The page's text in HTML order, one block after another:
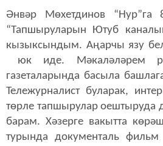
Әнвәр Мөхетдинов
“Тапшыруларын Ютуб
кызыксындым. Аңарчы язу
юк иде. Мәкаләләрем
газеталарында басыла
Тележурналист буларак,
төрле тапшырулар оештыруда
барам. Хәзерге вакытта
турында документаль фильм